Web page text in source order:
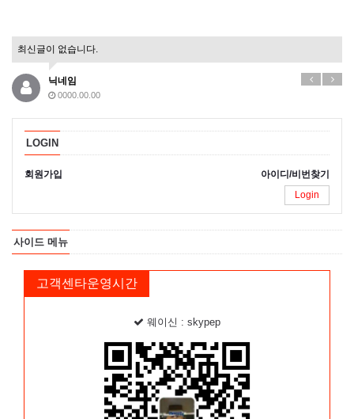
최신글이 없습니다.
닉네임
0000.00.00
LOGIN
회원가입
아이디/비번찾기
Login
사이드 메뉴
고객센타운영시간
웨이신 : skypep